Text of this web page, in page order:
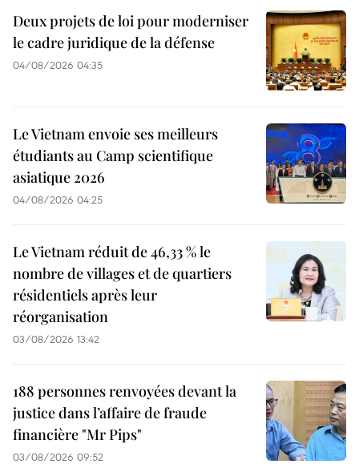
Deux projets de loi pour moderniser
le cadre juridique de la défense
04/08/2026 04:35
Le Vietnam envoie ses meilleurs
étudiants au Camp scientifique
asiatique 2026
04/08/2026 04:25
Le Vietnam réduit de 46,33 % le
nombre de villages et de quartiers
résidentiels après leur
réorganisation
03/08/2026 13:42
188 personnes renvoyées devant la
justice dans l’affaire de fraude
financière "Mr Pips"
03/08/2026 09:52